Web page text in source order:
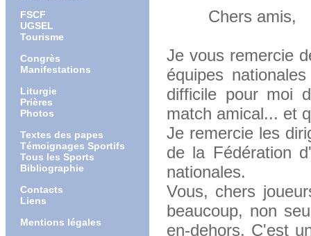
FSCF
UGSEL
Tourisme
Congrès
Manifestations
Liturgie
Prières
Photos
Textes des papes
Témoignages Sportifs
Tous les Sports
Bibliographie
Contacts
Liens
Mentions légales
Chers amis,
Je vous remercie
équipes
difficile pour moi
match amical... et
Je remercie les
de la Fédération
nationales.
Vous, chers
beaucoup, non
en-dehors. C'est